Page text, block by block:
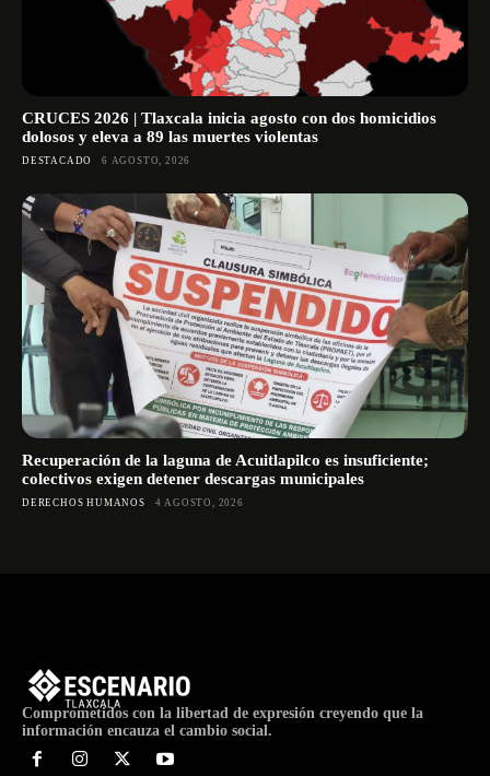
CRUCES 2026 | Tlaxcala inicia agosto con dos homicidios
dolosos y eleva a 89 las muertes violentas
DESTACADO 6 AGOSTO, 2026
Recuperación de la laguna de Acuitlapilco es insuficiente;
colectivos exigen detener descargas municipales
DERECHOS HUMANOS 4 AGOSTO, 2026
Comprometidos con la libertad de expresión creyendo que la
información encauza el cambio social.